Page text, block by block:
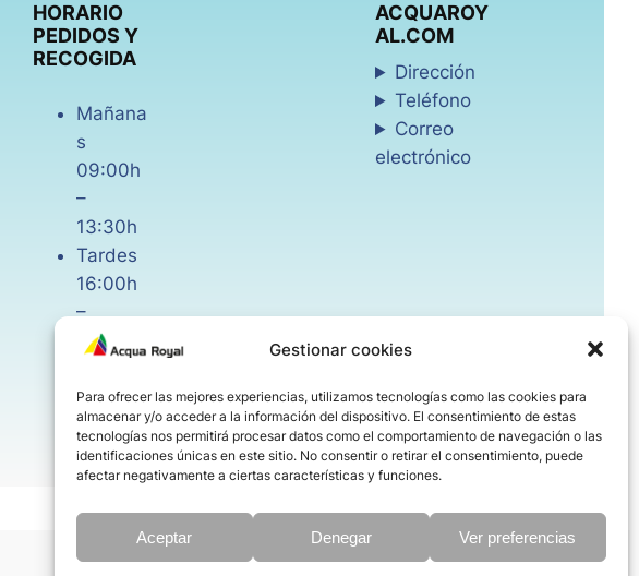
Gestionar cookies
Para ofrecer las mejores experiencias, utilizamos tecnologías como las cookies para
almacenar y/o acceder a la información del dispositivo. El consentimiento de estas
tecnologías nos permitirá procesar datos como el comportamiento de navegación o las
identificaciones únicas en este sitio. No consentir o retirar el consentimiento, puede
afectar negativamente a ciertas características y funciones.
Aceptar Denegar Ver preferencias
HORARIO
PEDIDOS Y
RECOGIDA
Mañana
s
09:00h
–
13:30h
Tardes
16:00h
–
18:30h
08:00h
–
14:00h
ACQUAROY
AL.COM
Dirección
Teléfono
Correo
electrónico